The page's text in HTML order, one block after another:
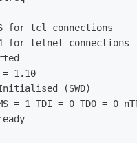
for tcl connections
for telnet connections
= 1.10
(SWD)
= 1 TDI = 0 TDO = 0